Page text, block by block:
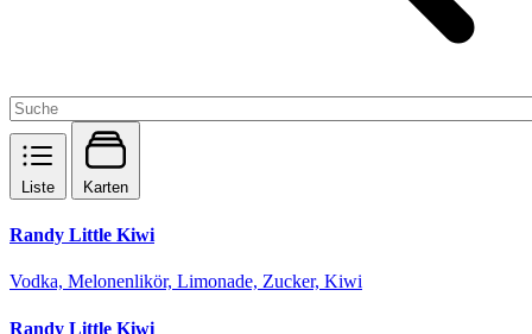
Liste Karten
Randy Little Kiwi
Vodka, Melonenlikör, Limonade, Zucker, Kiwi
Randy Little Kiwi